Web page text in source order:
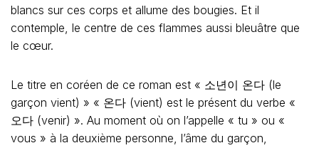
blancs sur ces corps et allume des bougies. Et il
contemple, le centre de ces flammes aussi bleuâtre que
le cœur.
Le titre en coréen de ce roman est « 소년이 온다 (le
garçon vient) » « 온다 (vient) est le présent du verbe «
오다 (venir) ». Au moment où on l’appelle « tu » ou «
vous » à la deuxième personne, l’âme du garçon,